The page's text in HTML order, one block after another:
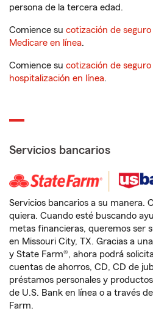
persona de la tercera edad.
Comience su cotización de
Medicare en línea.
Comience su cotización de
hospitalización en línea.
Servicios bancarios
Servicios bancarios a su manera.
quiera. Cuando esté buscando
metas financieras, queremos ser
en Missouri City, TX. Gracias a
y State Farm®, ahora podrá
cuentas de ahorros, CD, CD de
préstamos personales y
de U.S. Bank en línea o a través
Farm.